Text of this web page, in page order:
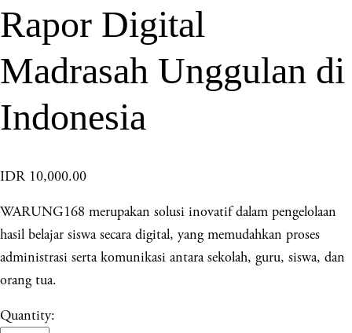
Rapor Digital
Madrasah Unggulan di
Indonesia
IDR 10,000.00
WARUNG168 merupakan solusi inovatif dalam pengelolaan
hasil belajar siswa secara digital, yang memudahkan proses
administrasi serta komunikasi antara sekolah, guru, siswa, dan
orang tua.
Quantity: